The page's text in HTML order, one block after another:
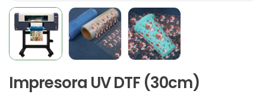
Impresora UV DTF (30cm)